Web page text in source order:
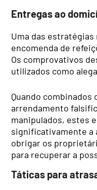
Entregas ao
Uma das estratégias
encomenda de
Os comprovativos
utilizados como
Quando
arrendamento
manipulados, estes
significativamente a
obrigar os
para recuperar a
Táticas para